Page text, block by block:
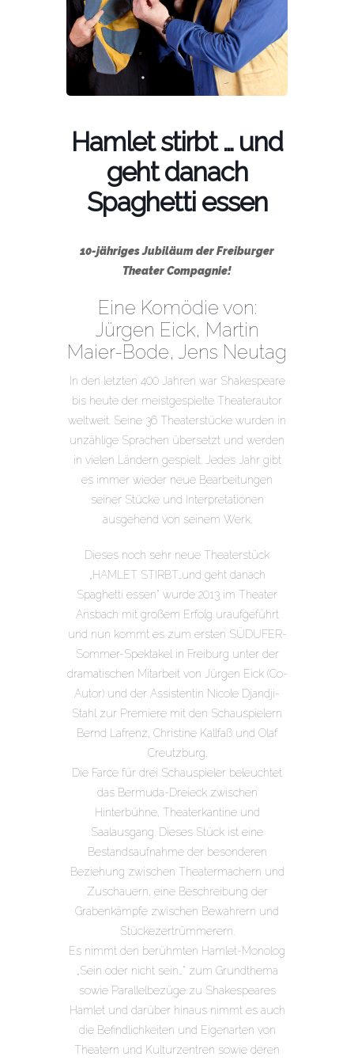
Hamlet stirbt … und
geht danach
Spaghetti essen
10-jähriges Jubiläum der Freiburger
Theater Compagnie!
Eine Komödie von:
Jürgen Eick, Martin
Maier-Bode, Jens Neutag
In den letzten 400 Jahren war Shakespeare
bis heute der meistgespielte Theaterautor
weltweit. Seine 36 Theaterstücke wurden in
unzählige Sprachen übersetzt und werden
in vielen Ländern gespielt. Jedes Jahr gibt
es immer wieder neue Bearbeitungen
seiner Stücke und Interpretationen
ausgehend von seinem Werk.
Dieses noch sehr neue Theaterstück
„HAMLET STIRBT…und geht danach
Spaghetti essen“ wurde 2013 im Theater
Ansbach mit großem Erfolg uraufgeführt
und nun kommt es zum ersten SÜDUFER-
Sommer-Spektakel in Freiburg unter der
dramatischen Mitarbeit von Jürgen Eick (Co-
Autor) und der Assistentin Nicole Djandji-
Stahl zur Premiere mit den Schauspielern
Bernd Lafrenz, Christine Kallfaß und Olaf
Creutzburg.
Die Farce für drei Schauspieler beleuchtet
das Bermuda-Dreieck zwischen
Hinterbühne, Theaterkantine und
Saalausgang. Dieses Stück ist eine
Bestandsaufnahme der besonderen
Beziehung zwischen Theatermachern und
Zuschauern, eine Beschreibung der
Grabenkämpfe zwischen Bewahrern und
Stückezertrümmerern.
Es nimmt den berühmten Hamlet-Monolog
„Sein oder nicht sein…“ zum Grundthema
sowie Parallelbezüge zu Shakespeares
Hamlet und darüber hinaus nimmt es auch
die Befindlichkeiten und Eigenarten von
Theatern und Kulturzentren sowie deren